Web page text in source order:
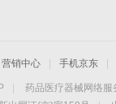
营销中心 手机京东
药品医疗器械网络服